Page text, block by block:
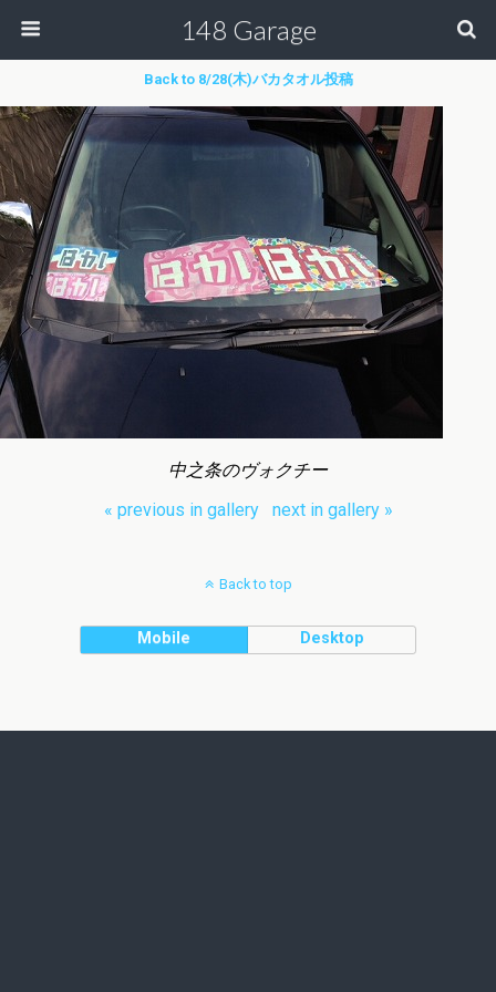
148 Garage
Back to 8/28(木)バカタオル投稿
中之条のヴォクチー
« previous in gallery
next in gallery »
Back to top
Mobile Desktop